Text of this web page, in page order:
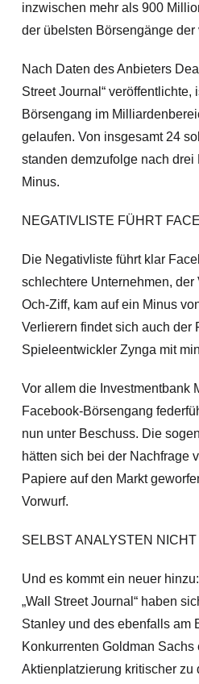
inzwischen mehr als 900
der übelsten Börsengänge
Nach Daten des Anbieters
Street Journal“ veröffentlichte,
Börsengang im
gelaufen. Von insgesamt 24
standen demzufolge nach
Minus.
NEGATIVLISTE FÜHRT
Die Negativliste führt klar
schlechtere Unternehmen, der
Och-Ziff, kam auf ein Minus
Verlierern findet sich auch der
Spieleentwickler Zynga mit
Vor allem die Investmentbank
Facebook-Börsengang
nun unter Beschuss. Die
hätten sich bei der Nachfrage
Papiere auf den Markt
Vorwurf.
SELBST ANALYSTEN
Und es kommt ein neuer
„Wall Street Journal“ haben
Stanley und des ebenfalls am
Konkurrenten Goldman
Aktienplatzierung kritischer zu